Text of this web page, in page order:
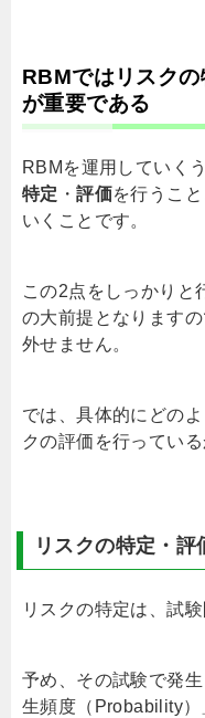
RBMではリスク
が重要である
RBMを運用していく
特定 ・評価を行うこと
いくことです。
この2点をしっかりと
の大前提となりますの
外せません。
では、具体的にどの
クの評価を行ってい
リスクの特定・評
リスクの特定は、試
予め、その試験で発
生頻度（ Probability